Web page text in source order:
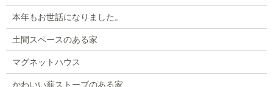
本年もお世話になりました。
土間スペースのある家
マグネットハウス
かわいい薪ストーブのある家